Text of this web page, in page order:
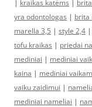
| kraikas katėms |
yra odontologas | brita
marella 3,5 | style 2,4 |
tofu kraikas | priedai
mediniai | mediniai
kaina | mediniai
vaiku zaidimui |
mediniai nameliai |